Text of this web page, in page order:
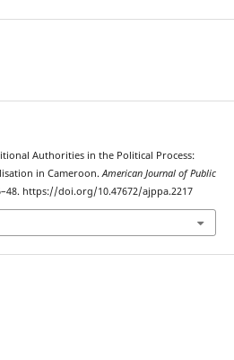
Authorities in the Political Process:
in Cameroon. American Journal of Public
https://doi.org/10.47672/ajppa.2217